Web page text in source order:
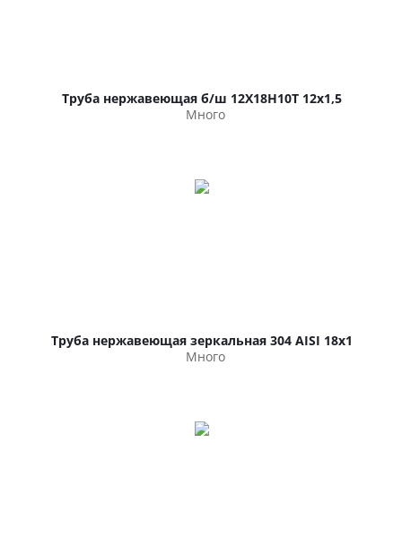
Труба нержавеющая б/ш 12Х18Н10Т 12х1,5
Много
Труба нержавеющая зеркальная 304 AISI 18х1
Много